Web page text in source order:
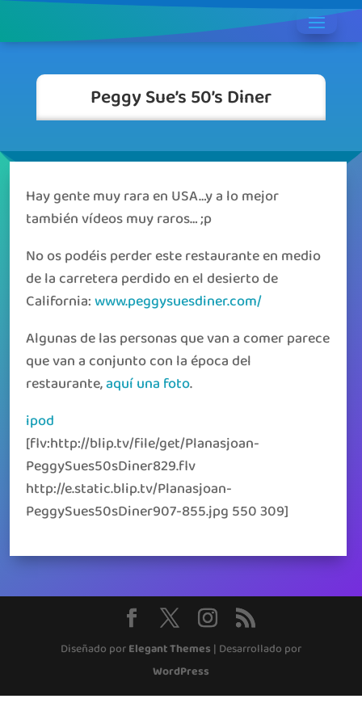
Peggy Sue’s 50’s Diner
Hay gente muy rara en USA…y a lo mejor
también vídeos muy raros… ;p
No os podéis perder este restaurante en medio
de la carretera perdido en el desierto de
California:www.peggysuesdiner.com/
Algunas de las personas que van a comer parece
que van a conjunto con la época del
restaurante,aquí una foto.
ipod
[flv:http://blip.tv/file/get/Planasjoan-
PeggySues50sDiner829.flv
http://e.static.blip.tv/Planasjoan-
PeggySues50sDiner907-855.jpg 550 309]
Diseñado porElegant Themes | Desarrollado por
WordPress